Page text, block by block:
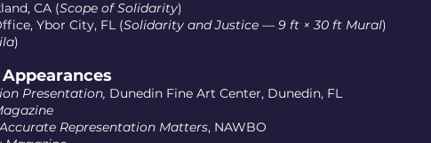
CA (Scope of Solidarity)
Ybor City, FL (Solidarity and Justice — 9 ft × 30 ft Mural)
)
Presentation, Dunedin Fine Art Center, Dunedin, FL
Representation Matters, NAWBO